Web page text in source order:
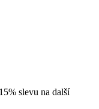
slevu na další